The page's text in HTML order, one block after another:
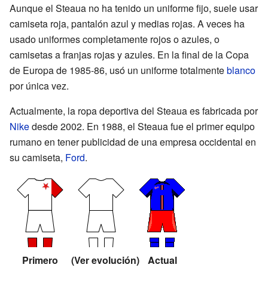
Aunque el Steaua no ha tenido un uniforme fijo, suele usar
camiseta roja, pantalón azul y medias rojas. A veces ha
usado uniformes completamente rojos o azules, o
camisetas a franjas rojas y azules. En la final de la Copa
de Europa de 1985-86, usó un uniforme totalmenteblanco
por única vez.
Actualmente, la ropa deportiva del Steaua es fabricada por
Nikedesde 2002. En 1988, el Steaua fue el primer equipo
rumano en tener publicidad de una empresa occidental en
su camiseta, Ford.
Primero (Ver evolución) Actual